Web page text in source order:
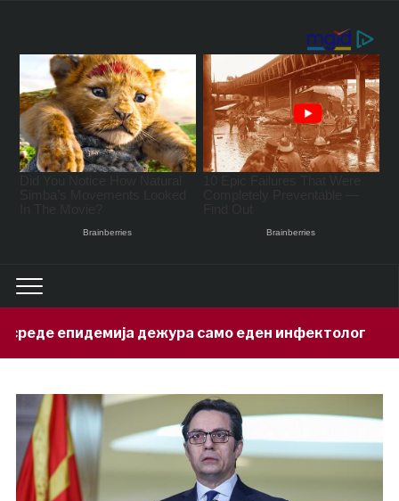
само еден инфектолог 17 hours ago